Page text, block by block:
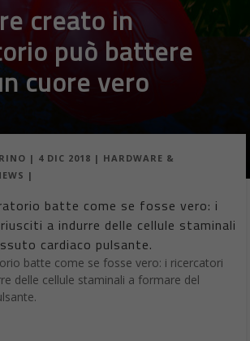
creato in
può battere
cuore vero
| 4 DIC 2018 | HARDWARE &
|
batte come se fosse vero: i
a indurre delle cellule staminali
cardiaco pulsante.
batte come se fosse vero: i ricercatori
delle cellule staminali a formare del